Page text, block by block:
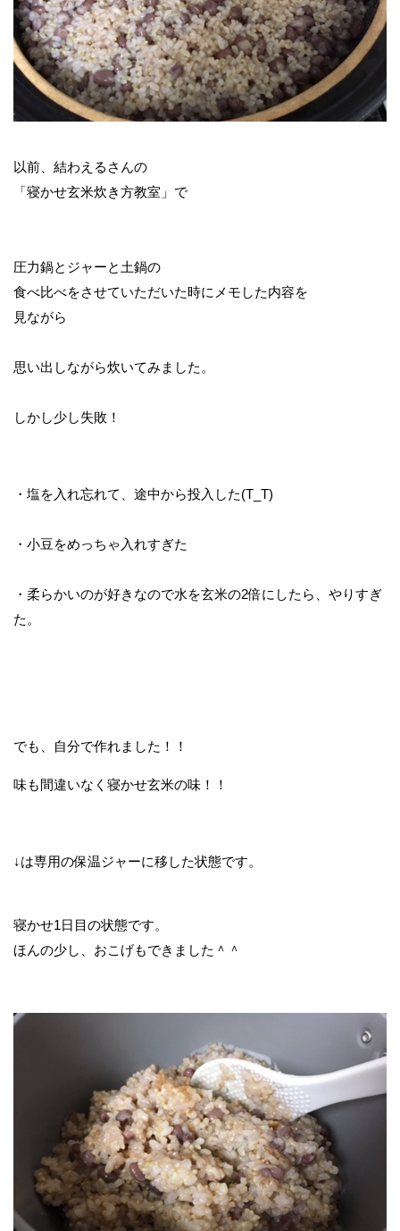
以前、結わえるさんの
「寝かせ玄米炊き方教室」で
圧力鍋とジャーと土鍋の
食べ比べをさせていただいた時にメモした内容を
見ながら
思い出しながら炊いてみました。
しかし少し失敗！
・塩を入れ忘れて、途中から投入した(T_T)
・小豆をめっちゃ入れすぎた
・柔らかいのが好きなので水を玄米の2倍にしたら、やりすぎ
た。
でも、自分で作れました！！
味も間違いなく寝かせ玄米の味！！
↓は専用の保温ジャーに移した状態です。
寝かせ1日目の状態です。
ほんの少し、おこげもできました＾＾